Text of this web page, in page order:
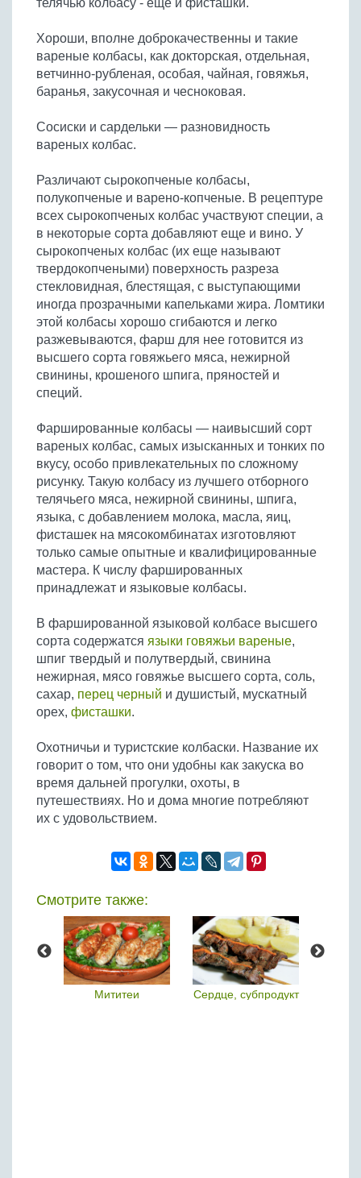
Бобовые
Яйца
Крупы
телячью колбасу - еще и фисташки.
Хороши, вполне доброкачественны и такие
вареные колбасы, как докторская, отдельная,
ветчинно-рубленая, особая, чайная, говяжья,
баранья, закусочная и чесноковая.
Сосиски и сардельки — разновидность
вареных колбас.
Различают сырокопченые колбасы,
полукопченые и варено-копченые. В рецептуре
всех сырокопченых колбас участвуют специи, а
в некоторые сорта добавляют еще и вино. У
сырокопченых колбас (их еще называют
твердокопчеными) поверхность разреза
стекловидная, блестящая, с выступающими
иногда прозрачными капельками жира. Ломтики
этой колбасы хорошо сгибаются и легко
разжевываются, фарш для нее готовится из
высшего сорта говяжьего мяса, нежирной
свинины, крошеного шпига, пряностей и
специй.
Фаршированные колбасы — наивысший сорт
вареных колбас, самых изысканных и тонких по
вкусу, особо привлекательных по сложному
рисунку. Такую колбасу из лучшего отборного
телячьего мяса, нежирной свинины, шпига,
языка, с добавлением молока, масла, яиц,
фисташек на мясокомбинатах изготовляют
только самые опытные и квалифицированные
мастера. К числу фаршированных
принадлежат и языковые колбасы.
В фаршированной языковой колбасе высшего
сорта содержатся языки говяжьи вареные,
шпиг твердый и полутвердый, свинина
нежирная, мясо говяжье высшего сорта, соль,
сахар, перец черный и душистый, мускатный
орех, фисташки.
Охотничьи и туристские колбаски. Название их
говорит о том, что они удобны как закуска во
время дальней прогулки, охоты, в
путешествиях. Но и дома многие потребляют
их с удовольствием.
Смотрите также:
Мититеи Сердце, субпродукт